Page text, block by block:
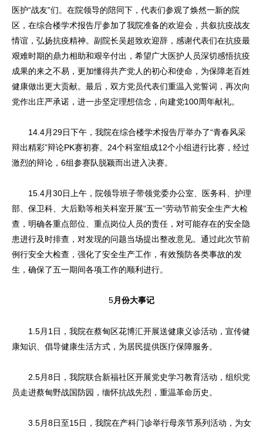
医护“战友”们。在院领导的陪同下，代表们参观了焕然一新的院
区，在综合楼学术报告厅参加了我院准备的欢迎会，共叙抗疫战友
情谊，弘扬抗疫精神。副院长吴超致欢迎辞，感谢代表们在抗疫最
艰难时期的鼎力相助和艰辛付出，希望广大医护人员深切感悟抗疫
成果的来之不易，更加懂得共产党人的初心和使命，为保障老百姓
健康做出更大贡献。最后，双方党员代表们重温入党誓词，再次向
党作出庄严承诺，进一步坚定理想信念，向建党100周年献礼。
14.4月29日下午，我院在综合楼学术报告厅举办了“青春风采
辩出精彩”辩论PK赛初赛。24个科室组成12个小组进行比赛，经过
激烈的辩论，6组参赛队脱颖而出进入决赛。
15.4月30日上午，院领导班子带领党委办公室、医务科、护理
部、保卫科、大后勤等相关科室开展“五一”劳动节前安全生产大检
查，明确各重点部位、重点岗位人员的责任，对可能存在的安全隐
患进行及时排查，对发现的问题当场提出整改意见。通过此次节前
例行安全大检查，强化了安全生产工作，有效预防各类事故的发
生，确保了五一期间各项工作的顺利进行。
5月份大事记
1.5月1日，我院在蔡甸区花博汇开展送健康义诊活动，宣传健
康知识、倡导健康生活方式，为居民提供医疗保障服务。
2.5月8日，我院联合新福社区开展党史学习教育活动，组织党
员走进蔡甸野战国防园，缅怀抗战先烈，重温革命历史。
3.5月8日至15日，我院在产科门诊举行母亲节系列活动，为女